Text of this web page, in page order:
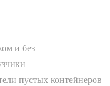
и без
пустых контейнеров